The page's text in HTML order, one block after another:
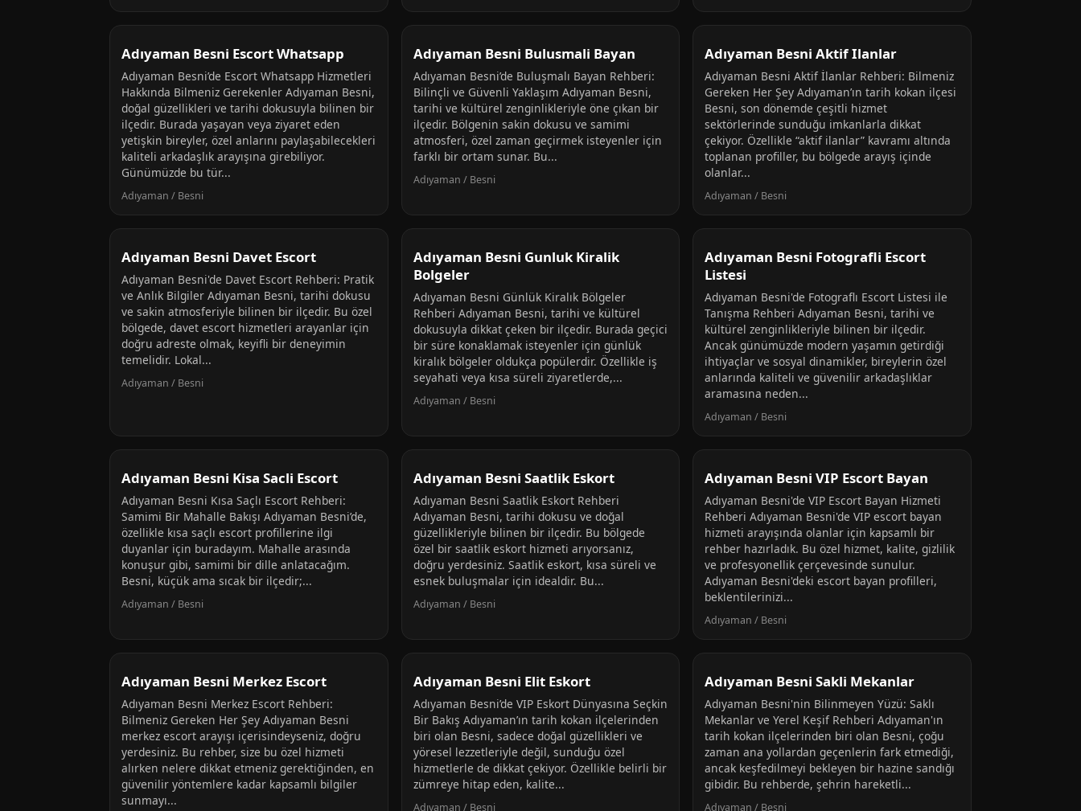
Adıyaman Besni Escort Whatsapp
Adıyaman Besni’de Escort Whatsapp Hizmetleri
Hakkında Bilmeniz Gerekenler Adıyaman Besni,
doğal güzellikleri ve tarihi dokusuyla bilinen bir
ilçedir. Burada yaşayan veya ziyaret eden
yetişkin bireyler, özel anlarını paylaşabilecekleri
kaliteli arkadaşlık arayışına girebiliyor.
Günümüzde bu tür...
Adıyaman / Besni
Adıyaman Besni Bulusmali Bayan
Adıyaman Besni’de Buluşmalı Bayan Rehberi:
Bilinçli ve Güvenli Yaklaşım Adıyaman Besni,
tarihi ve kültürel zenginlikleriyle öne çıkan bir
ilçedir. Bölgenin sakin dokusu ve samimi
atmosferi, özel zaman geçirmek isteyenler için
farklı bir ortam sunar. Bu...
Adıyaman / Besni
Adıyaman Besni Aktif Ilanlar
Adıyaman Besni Aktif İlanlar Rehberi: Bilmeniz
Gereken Her Şey Adıyaman’ın tarih kokan ilçesi
Besni, son dönemde çeşitli hizmet
sektörlerinde sunduğu imkanlarla dikkat
çekiyor. Özellikle “aktif ilanlar” kavramı altında
toplanan profiller, bu bölgede arayış içinde
olanlar...
Adıyaman / Besni
Adıyaman Besni Davet Escort
Adıyaman Besni'de Davet Escort Rehberi: Pratik
ve Anlık Bilgiler Adıyaman Besni, tarihi dokusu
ve sakin atmosferiyle bilinen bir ilçedir. Bu özel
bölgede, davet escort hizmetleri arayanlar için
doğru adreste olmak, keyifli bir deneyimin
temelidir. Lokal...
Adıyaman / Besni
Adıyaman Besni Gunluk Kiralik
Bolgeler
Adıyaman Besni Günlük Kiralık Bölgeler
Rehberi Adıyaman Besni, tarihi ve kültürel
dokusuyla dikkat çeken bir ilçedir. Burada geçici
bir süre konaklamak isteyenler için günlük
kiralık bölgeler oldukça popülerdir. Özellikle iş
seyahati veya kısa süreli ziyaretlerde,...
Adıyaman / Besni
Adıyaman Besni Fotografli Escort
Listesi
Adıyaman Besni'de Fotograflı Escort Listesi ile
Tanışma Rehberi Adıyaman Besni, tarihi ve
kültürel zenginlikleriyle bilinen bir ilçedir.
Ancak günümüzde modern yaşamın getirdiği
ihtiyaçlar ve sosyal dinamikler, bireylerin özel
anlarında kaliteli ve güvenilir arkadaşlıklar
aramasına neden...
Adıyaman / Besni
Adıyaman Besni Kisa Sacli Escort
Adıyaman Besni Kısa Saçlı Escort Rehberi:
Samimi Bir Mahalle Bakışı Adıyaman Besni’de,
özellikle kısa saçlı escort profillerine ilgi
duyanlar için buradayım. Mahalle arasında
konuşur gibi, samimi bir dille anlatacağım.
Besni, küçük ama sıcak bir ilçedir;...
Adıyaman / Besni
Adıyaman Besni Saatlik Eskort
Adıyaman Besni Saatlik Eskort Rehberi
Adıyaman Besni, tarihi dokusu ve doğal
güzellikleriyle bilinen bir ilçedir. Bu bölgede
özel bir saatlik eskort hizmeti arıyorsanız,
doğru yerdesiniz. Saatlik eskort, kısa süreli ve
esnek buluşmalar için idealdir. Bu...
Adıyaman / Besni
Adıyaman Besni VIP Escort Bayan
Adıyaman Besni'de VIP Escort Bayan Hizmeti
Rehberi Adıyaman Besni'de VIP escort bayan
hizmeti arayışında olanlar için kapsamlı bir
rehber hazırladık. Bu özel hizmet, kalite, gizlilik
ve profesyonellik çerçevesinde sunulur.
Adıyaman Besni'deki escort bayan profilleri,
beklentilerinizi...
Adıyaman / Besni
Adıyaman Besni Merkez Escort
Adıyaman Besni Merkez Escort Rehberi:
Bilmeniz Gereken Her Şey Adıyaman Besni
merkez escort arayışı içerisindeyseniz, doğru
yerdesiniz. Bu rehber, size bu özel hizmeti
alırken nelere dikkat etmeniz gerektiğinden, en
güvenilir yöntemlere kadar kapsamlı bilgiler
sunmayı...
Adıyaman Besni Elit Eskort
Adıyaman Besni’de VIP Eskort Dünyasına Seçkin
Bir Bakış Adıyaman’ın tarih kokan ilçelerinden
biri olan Besni, sadece doğal güzellikleri ve
yöresel lezzetleriyle değil, sunduğu özel
hizmetlerle de dikkat çekiyor. Özellikle belirli bir
zümreye hitap eden, kalite...
Adıyaman / Besni
Adıyaman Besni Sakli Mekanlar
Adıyaman Besni'nin Bilinmeyen Yüzü: Saklı
Mekanlar ve Yerel Keşif Rehberi Adıyaman'ın
tarih kokan ilçelerinden biri olan Besni, çoğu
zaman ana yollardan geçenlerin fark etmediği,
ancak keşfedilmeyi bekleyen bir hazine sandığı
gibidir. Bu rehberde, şehrin hareketli...
Adıyaman / Besni